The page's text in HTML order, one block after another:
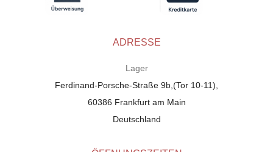
ADRESSE
Lager
Ferdinand-Porsche-Straße 9b,(Tor 10-11),
60386 Frankfurt am Main
Deutschland